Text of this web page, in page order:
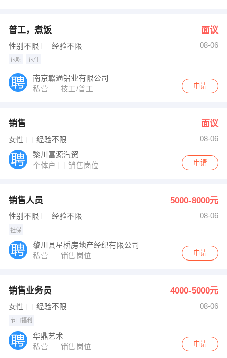
普工，煮饭 面议
性别不限 经验不限 08-06
包吃 包住
南京赣通铝业有限公司
私营
技工/普工 申请
销售 面议
女性 经验不限
08-06
黎川富源汽贸
个体户
销售岗位 申请
销售人员 5000-8000元
性别不限 经验不限 08-06
社保
黎川县星桥房地产经纪有限公司
私营
销售岗位 申请
销售业务员 4000-5000元
女性 经验不限 08-06
节日福利
华鼎艺术
私营
销售岗位 申请